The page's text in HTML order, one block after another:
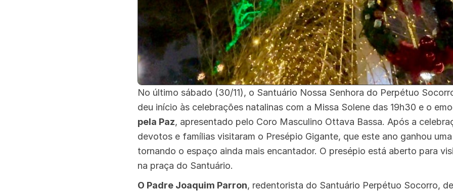
No último sábado (30/11), o Santuário Nossa Senhora do Perpétuo
deu início às celebrações natalinas com a Missa Solene das 19h30 e o
pela Paz, apresentado pelo Coro Masculino Ottava Bassa. Após a
devotos e famílias visitaram o Presépio Gigante, que este ano ganhou
tornando o espaço ainda mais encantador. O presépio está aberto para
na praça do Santuário.
O Padre Joaquim Parron, redentorista do Santuário Perpétuo Socorro,